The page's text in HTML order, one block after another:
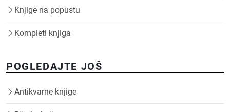
Knjige na popustu
Kompleti knjiga
POGLEDAJTE JOŠ
Antikvarne knjige